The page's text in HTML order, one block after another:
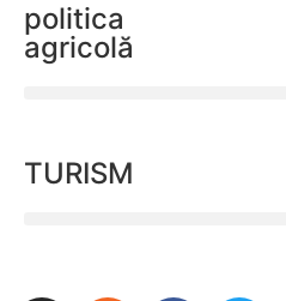
politica
agricolă
TURISM